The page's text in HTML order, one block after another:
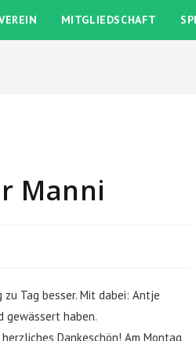
MITGLIEDSCHAFT
Manni
Tag besser. Mit dabei: Antje
gewässert haben.
Dankeschön! Am Montag